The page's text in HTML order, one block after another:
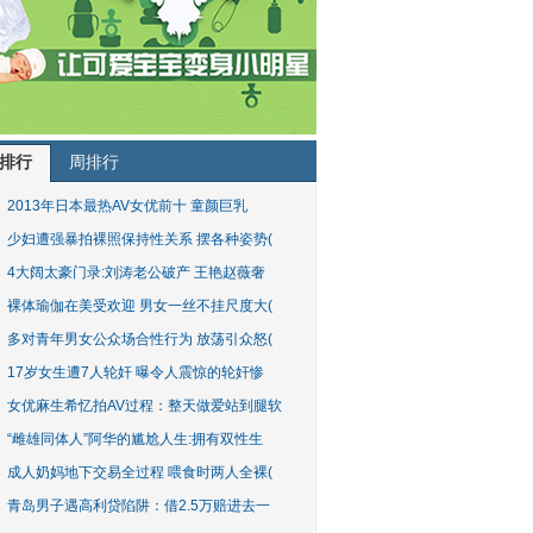
行 周排行
2013年日本最热AV女优前十 童颜巨乳
少妇遭强暴拍裸照保持性关系 摆各种姿势(
4大阔太豪门录:刘涛老公破产 王艳赵薇奢
裸体瑜伽在美受欢迎 男女一丝不挂尺度大(
多对青年男女公众场合性行为 放荡引众怒(
17岁女生遭7人轮奸 曝令人震惊的轮奸惨
女优麻生希忆拍AV过程：整天做爱站到腿软
“雌雄同体人”阿华的尴尬人生:拥有双性生
成人奶妈地下交易全过程 喂食时两人全裸(
青岛男子遇高利贷陷阱：借2.5万赔进去一